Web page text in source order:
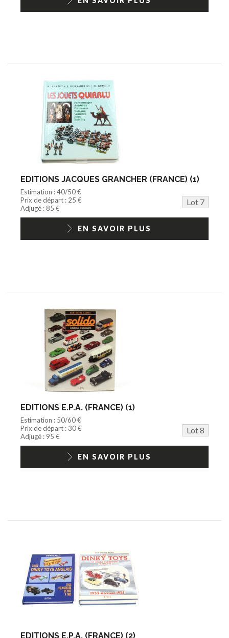
EDITIONS JACQUES GRANCHER (FRANCE) (1)
Estimation : 40/50 €
Prix de départ : 25 €
Lot 7
Adjugé : 85 €
EN SAVOIR PLUS
EDITIONS E.P.A. (FRANCE) (1)
Estimation : 50/60 €
Prix de départ : 30 €
Lot 8
Adjugé : 95 €
EN SAVOIR PLUS
EDITIONS E.P.A. (FRANCE) (2)